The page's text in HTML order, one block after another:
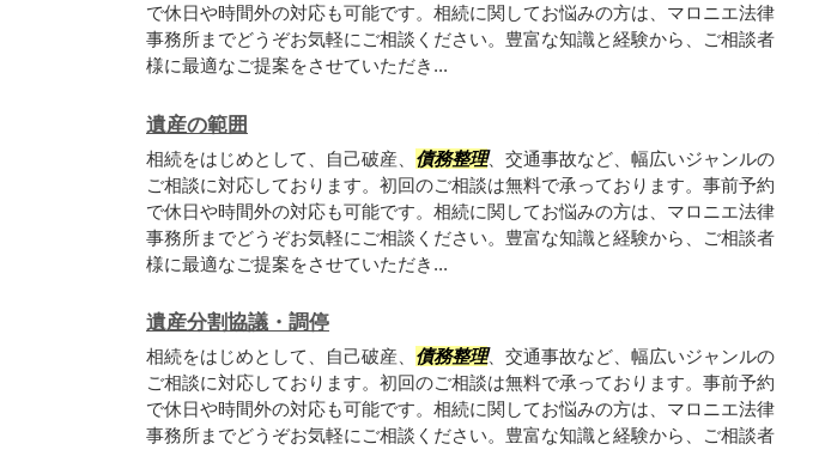
で休日や時間外の対応も可能です。相続に関してお悩みの方は、マロニエ法律
事務所までどうぞお気軽にご相談ください。豊富な知識と経験から、ご相談者
様に最適なご提案をさせていただき...
遺産の範囲
相続をはじめとして、自己破産、 債務整理、交通事故など、幅広いジャンルの
ご相談に対応しております。初回のご相談は無料で承っております。事前予約
で休日や時間外の対応も可能です。相続に関してお悩みの方は、マロニエ法律
事務所までどうぞお気軽にご相談ください。豊富な知識と経験から、ご相談者
様に最適なご提案をさせていただき...
遺産分割協議・調停
相続をはじめとして、自己破産、 債務整理、交通事故など、幅広いジャンルの
ご相談に対応しております。初回のご相談は無料で承っております。事前予約
で休日や時間外の対応も可能です。相続に関してお悩みの方は、マロニエ法律
事務所までどうぞお気軽にご相談ください。豊富な知識と経験から、ご相談者